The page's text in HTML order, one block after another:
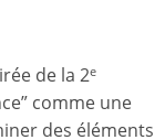
de la 2e
comme une
des éléments